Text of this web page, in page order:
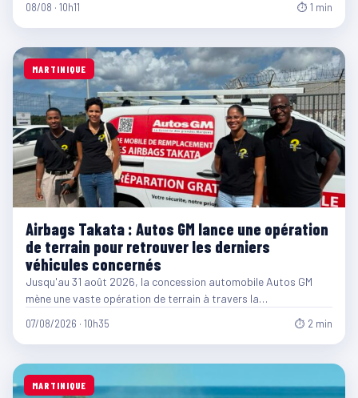
08/08 · 10h11 ⏱ 1 min
MARTINIQUE
Airbags Takata : Autos GM lance une opération
de terrain pour retrouver les derniers
véhicules concernés
Jusqu'au 31 août 2026, la concession automobile Autos GM
mène une vaste opération de terrain à travers la…
07/08/2026 · 10h35 ⏱ 2 min
MARTINIQUE